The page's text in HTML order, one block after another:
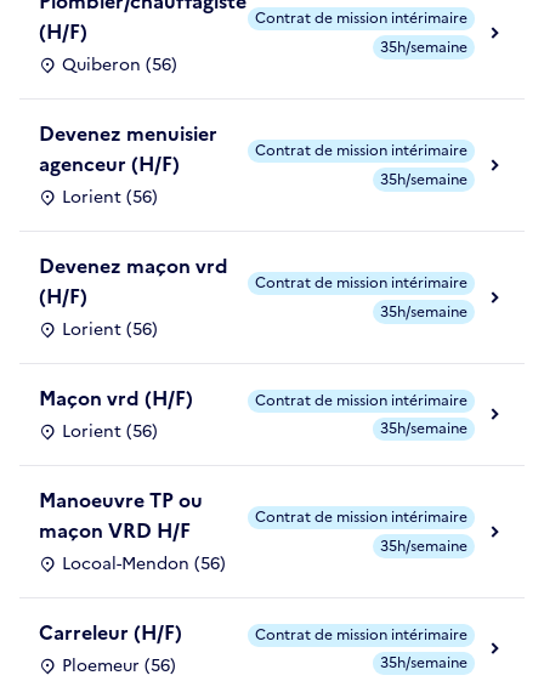
(H/F)
Quiberon (56)
Contrat de mission intérimaire
35h/semaine
Devenez menuisier
agenceur (H/F)
Lorient (56)
Contrat de mission intérimaire
35h/semaine
Devenez maçon vrd
(H/F)
Lorient (56)
Contrat de mission intérimaire
35h/semaine
Maçon vrd (H/F)
Lorient (56)
Contrat de mission intérimaire
35h/semaine
Manoeuvre TP ou
maçon VRD H/F
Locoal-Mendon (56)
Contrat de mission intérimaire
35h/semaine
Carreleur (H/F)
Ploemeur (56)
Contrat de mission intérimaire
35h/semaine